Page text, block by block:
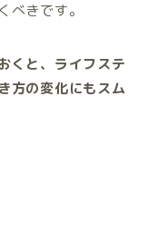
べきです。
くと、ライフステ
方の変化にもスム